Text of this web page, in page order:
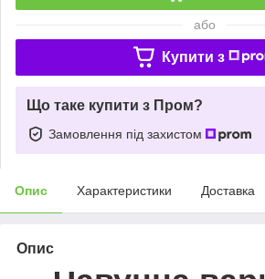
або
Купити з
Що таке купити з Пром?
Замовлення під захистом
Опис Характеристики Доставка
Опис